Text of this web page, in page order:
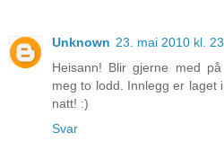
Unknown 23. mai 2010 kl.
Heisann! Blir gjerne med
meg to lodd. Innlegg er laget
natt! :)
Svar